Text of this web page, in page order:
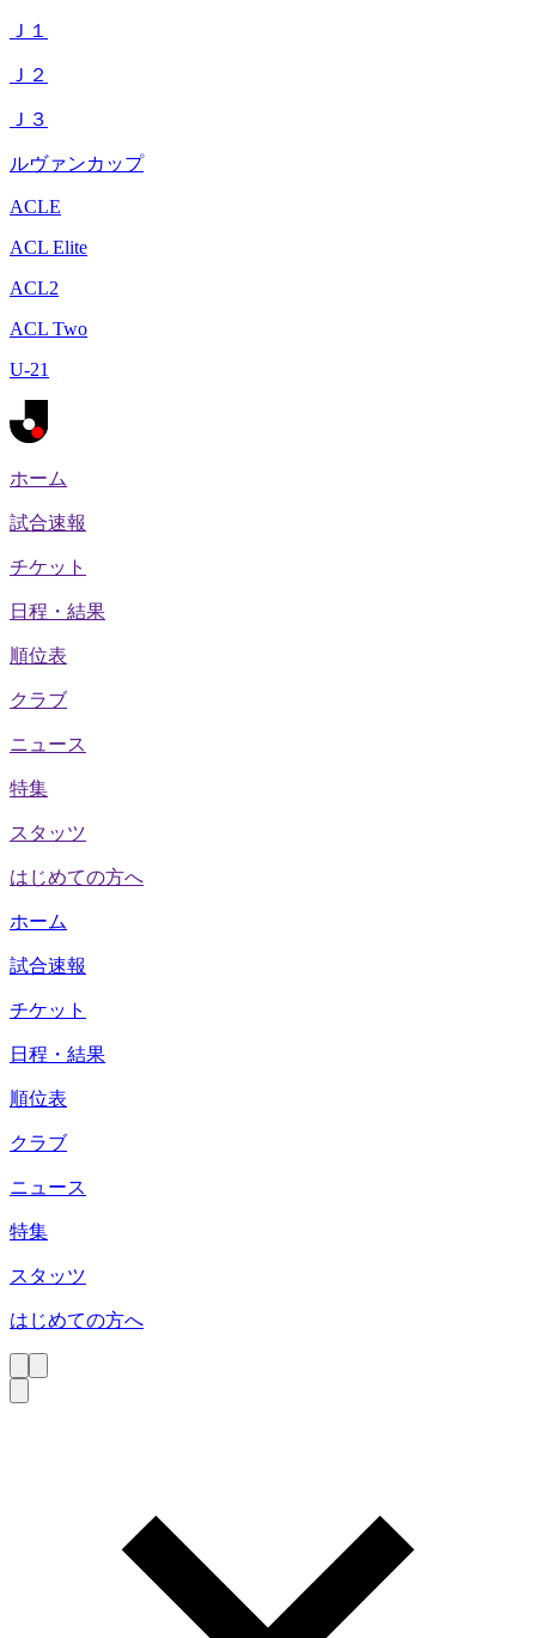
Ｊ１
Ｊ２
Ｊ３
ルヴァンカップ
ACLE
ACL Elite
ACL2
ACL Two
U-21
ホーム
試合速報
チケット
日程・結果
順位表
クラブ
ニュース
特集
スタッツ
はじめての方へ
ホーム
試合速報
チケット
日程・結果
順位表
クラブ
ニュース
特集
スタッツ
はじめての方へ